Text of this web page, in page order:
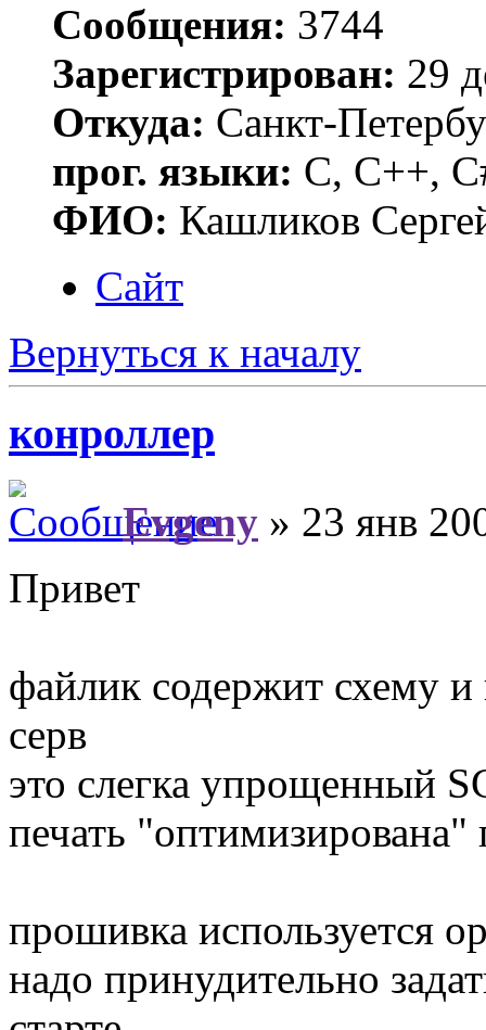
Сообщения: 3744
Зарегистрирован: 29
Откуда: Санкт-
прог. языки: C, C++,
ФИО: Кашликов
Сайт
Вернуться к началу
конроллер
Evgeny » 23 янв
Привет
файлик содержит схему и
серв
это слегка упрощенный
печать "оптимизирована"
прошивка используется
надо принудительно